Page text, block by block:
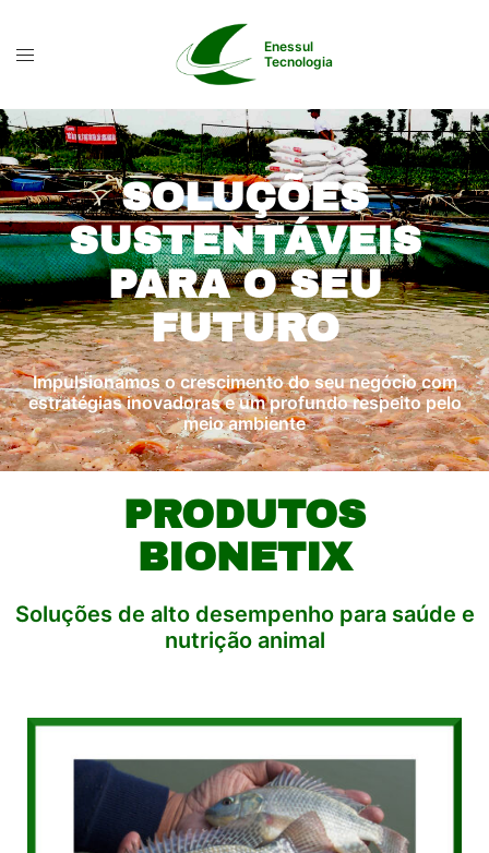
Enessul
Tecnologia
SOLUÇÕES
SUSTENTÁVEIS
PARA O SEU
FUTURO
Impulsionamos o crescimento do seu negócio com
estratégias inovadoras e um profundo respeito pelo
meio ambiente
PRODUTOS
BIONETIX
Soluções de alto desempenho para saúde e
nutrição animal